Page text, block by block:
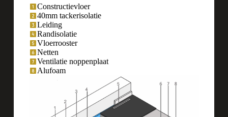
Constructievloer
40mm tackerisolatie
Leiding
Randisolatie
Vloerrooster
Netten
Ventilatie noppenplaat
Alufoam